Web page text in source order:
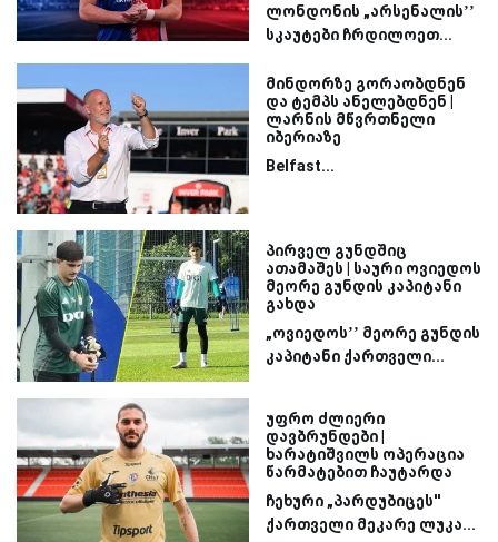
ლონდონის „არსენალის’’
სკაუტები ჩრდილოეთ...
მინდორზე გორაობდნენ
და ტემპს ანელებდნენ |
ლარნის მწვრთნელი
იბერიაზე
Belfast...
პირველ გუნდშიც
ათამაშეს | საური ოვიედოს
მეორე გუნდის კაპიტანი
გახდა
„ოვიედოს’’ მეორე გუნდის
კაპიტანი ქართველი...
უფრო ძლიერი
დავბრუნდები |
ხარატიშვილს ოპერაცია
წარმატებით ჩაუტარდა
ჩეხური „პარდუბიცეს''
ქართველი მეკარე ლუკა...